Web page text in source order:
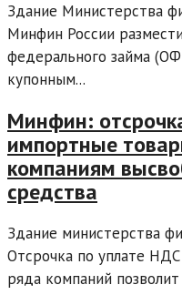
Здание Министерства
Минфин России
федерального займа
купонным...
Минфин:
импортные
компаниям
средства
Здание министерства
Отсрочка по уплате
ряда компаний